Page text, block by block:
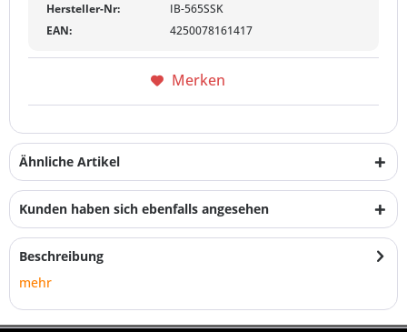
Hersteller-Nr:
IB-565SSK
EAN:
4250078161417
Merken
Ähnliche Artikel
Kunden haben sich ebenfalls angesehen
Beschreibung
mehr